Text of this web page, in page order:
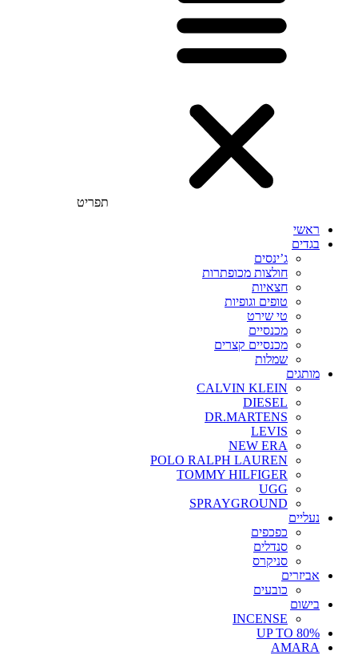
תפריט
ראשי
בגדים
ג’ינסים
חולצות מכופתרות
חצאיות
טופים וגופיות
טי שירט
מכנסיים
מכנסיים קצרים
שמלות
מותגים
CALVIN KLEIN
DIESEL
DR.MARTENS
LEVIS
NEW ERA
POLO RALPH LAUREN
TOMMY HILFIGER
UGG
SPRAYGROUND
נעליים
כפכפים
סנדלים
סניקרס
אביזרים
כובעים
בישום
INCENSE
UP TO 80%
AMARA